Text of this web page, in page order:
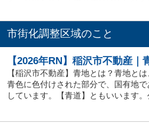
市街化調整区域のこと
【2026年RN】稲沢市不動産｜
【稲沢市不動産】青地とは？青地と
青色に色付けされた部分で、国有地
しています。【青道】ともいいます。